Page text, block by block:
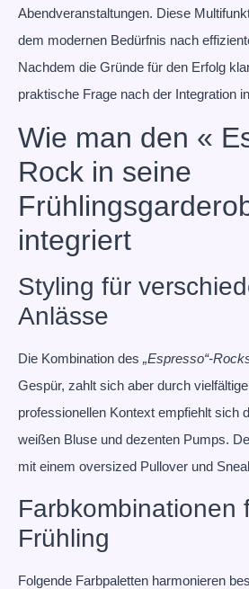
Abendveranstaltungen. Diese
dem modernen Bedürfnis nach
Nachdem die Gründe für den Erfolg
praktische Frage nach der Integration
Wie man den «
Rock in seine
integriert
Styling für
Anlässe
Die Kombination des „Espresso“-
Gespür, zahlt sich aber durch
professionellen Kontext empfiehlt sich
weißen Bluse und dezenten Pumps.
mit einem oversized Pullover und
Farbkombinationen
Frühling
Folgende Farbpaletten harmonieren